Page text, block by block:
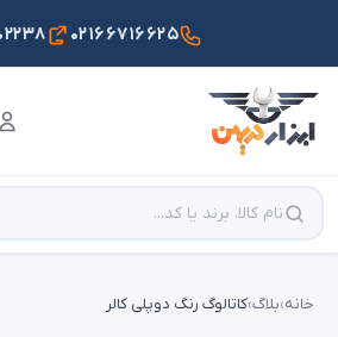
۰۲۱۶۶۷۱۶۶۲۵
خانه›بلاگ›کاتالوگ رنگ دوپلی کالر